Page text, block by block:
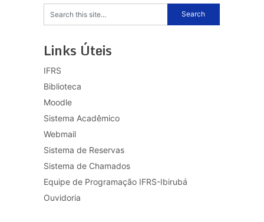
Links Úteis
IFRS
Biblioteca
Moodle
Sistema Acadêmico
Webmail
Sistema de Reservas
Sistema de Chamados
Equipe de Programação IFRS-Ibirubá
Ouvidoria